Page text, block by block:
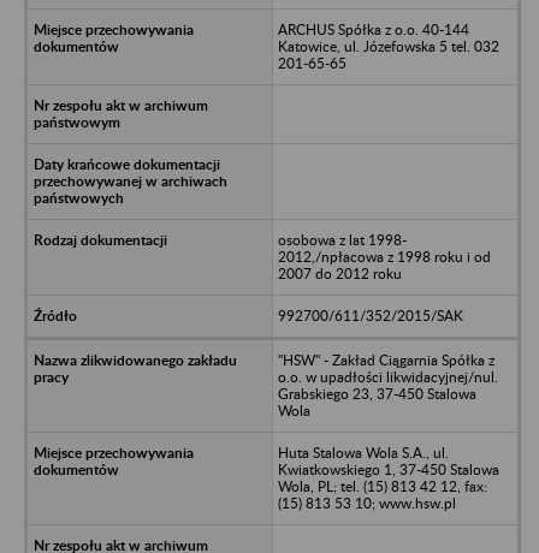
ARCHUS Spółka z o.o. 40-144
Katowice, ul. Józefowska 5 tel. 032
201-65-65
osobowa z lat 1998-
2012,/npłacowa z 1998 roku i od
2007 do 2012 roku
992700/611/352/2015/SAK
"HSW" - Zakład Ciągarnia Spółka z
o.o. w upadłości likwidacyjnej/nul.
Grabskiego 23, 37-450 Stalowa
Wola
Huta Stalowa Wola S.A., ul.
Kwiatkowskiego 1, 37-450 Stalowa
Wola, PL; tel. (15) 813 42 12, fax:
(15) 813 53 10; www.hsw.pl